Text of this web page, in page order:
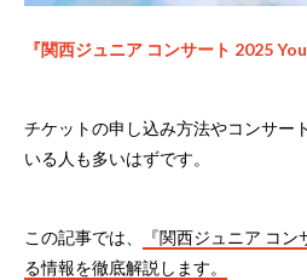
『関西ジュニア コンサート 2025
チケットの申し込み方法やコンサー
いる人も多いはずです。
この記事では、
『関西ジュニア コ
る情報を徹底解説します。